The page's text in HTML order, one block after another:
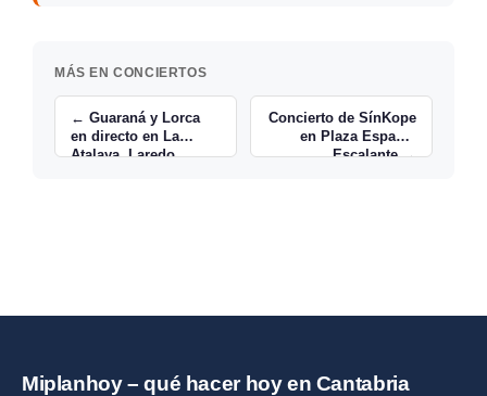
MÁS EN CONCIERTOS
← Guaraná y Lorca
en directo en La
Atalaya, Laredo
Concierto de SínKope
en Plaza España,
Escalante →
Miplanhoy – qué hacer hoy en Cantabria